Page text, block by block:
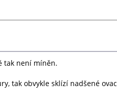
tak není míněn.
tak obvykle sklízí nadšené